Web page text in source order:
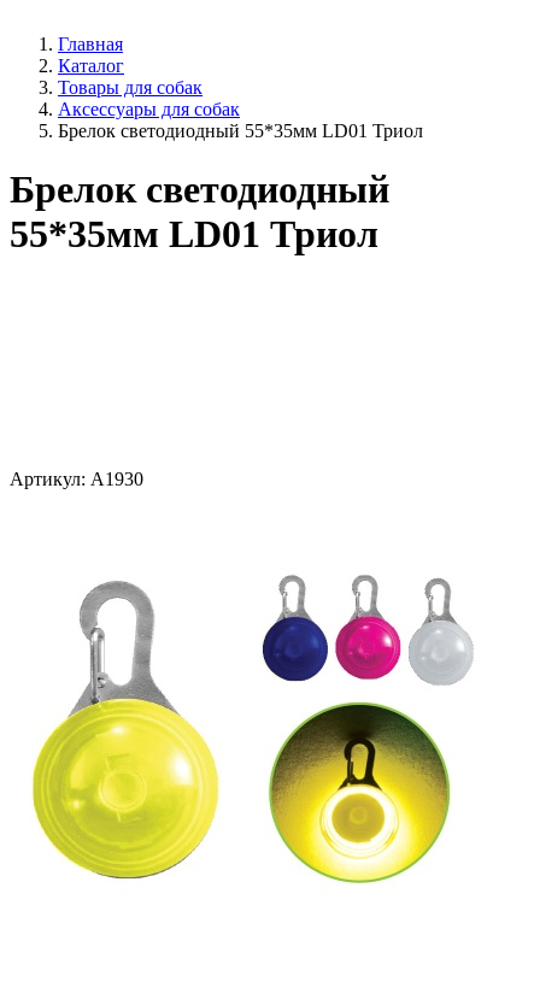
Главная
Каталог
Товары для собак
Аксессуары для собак
Брелок светодиодный 55*35мм LD01 Триол
Брелок светодиодный
55*35мм LD01 Триол
Артикул: A1930